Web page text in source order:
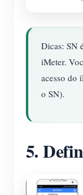
Dicas: SN
iMeter.
acesso
o SN).
5.